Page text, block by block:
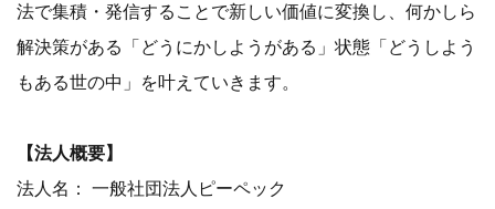
法で集積・発信することで新しい価値に変換し、何かしら
解決策がある「どうにかしようがある」状態「どうしよう
もある世の中」を叶えていきます。
【法人概要】
法人名： 一般社団法人ピーペック